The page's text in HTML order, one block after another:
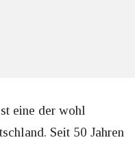
eine der wohl
Seit 50 Jahren